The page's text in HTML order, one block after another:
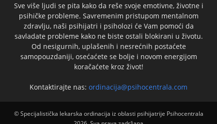
Sve više ljudi se pita kako da reše svoje emotivne, životne i
psihičke probleme. Savremenim pristupom mentalnom
zdravlju, naši psihijatri i psiholozi će Vam pomoći da
savladate probleme kako ne biste ostali blokirani u životu.
Od nesigurnih, uplašenih i nesrećnih postaćete
samopouzdaniji, osećaćete se bolje i novom energijom
koračaćete kroz život!
Kontaktirajte nas: ordinacija@psihocentrala.com
© Specijalistička lekarska ordinacija iz oblasti psihijatrije Psihocentrala